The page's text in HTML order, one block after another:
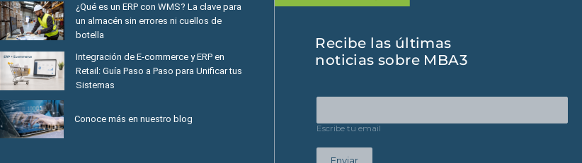
¿Qué es un ERP con WMS? La clave para
un almacén sin errores ni cuellos de
botella
Integración de E-commerce y ERP en
Retail: Guía Paso a Paso para Unificar tus
Sistemas
Conoce más en nuestro blog
Recibe las últimas
noticias sobre MBA3
Escribe tu email
Enviar